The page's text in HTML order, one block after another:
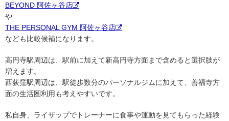
BEYOND 阿佐ヶ谷店
や
THE PERSONAL GYM 阿佐ヶ谷店
なども比較候補になります。
高円寺駅周辺は、駅前に加えて新高円寺方面まで含めると選択肢が
増えます。
西荻窪駅周辺は、駅徒歩数分のパーソナルジムに加えて、善福寺方
面の生活圏利用も考えやすいです。
私自身、ライザップでトレーナーに食事や運動を見てもらった経験